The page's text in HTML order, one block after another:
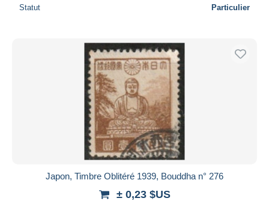
Statut Particulier
Japon, Timbre Oblitéré 1939, Bouddha n° 276
± 0,23 $US